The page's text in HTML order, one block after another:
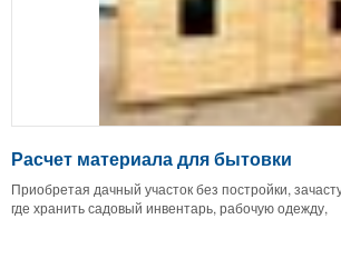
Расчет материала для бытовки
Приобретая дачный участок без постройки,
где хранить садовый инвентарь, рабочую одежду,